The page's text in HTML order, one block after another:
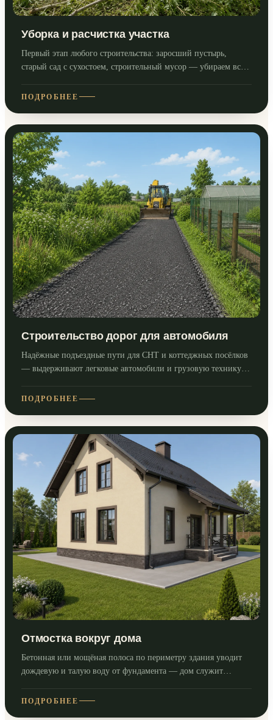
Уборка и расчистка участка
Первый этап любого строительства: заросший пустырь,
старый сад с сухостоем, строительный мусор — убираем всё
ПОДРОБНЕЕ
Строительство дорог для автомобиля
Надёжные подъездные пути для СНТ и коттеджных посёлков
— выдерживают легковые автомобили и грузовую технику в
ПОДРОБНЕЕ
Отмостка вокруг дома
Бетонная или мощёная полоса по периметру здания уводит
дождевую и талую воду от фундамента — дом служит
ПОДРОБНЕЕ